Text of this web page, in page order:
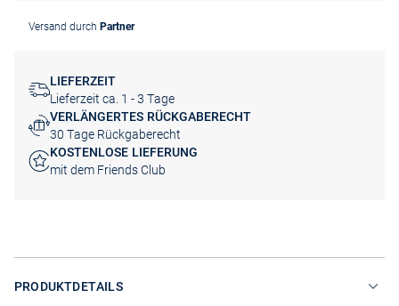
Versand durch Partner
LIEFERZEIT
Lieferzeit ca. 1 - 3 Tage
VERLÄNGERTES RÜCKGABERECHT
30 Tage Rückgaberecht
KOSTENLOSE LIEFERUNG
mit dem Friends Club
PRODUKTDETAILS